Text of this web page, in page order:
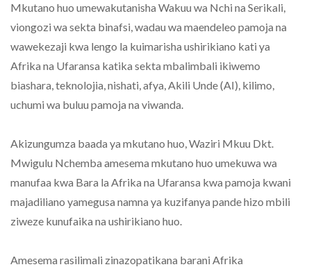
Mkutano huo umewakutanisha Wakuu wa Nchi na Serikali,
viongozi wa sekta binafsi, wadau wa maendeleo pamoja na
wawekezaji kwa lengo la kuimarisha ushirikiano kati ya
Afrika na Ufaransa katika sekta mbalimbali ikiwemo
biashara, teknolojia, nishati, afya, Akili Unde (AI), kilimo,
uchumi wa buluu pamoja na viwanda.
Akizungumza baada ya mkutano huo, Waziri Mkuu Dkt.
Mwigulu Nchemba amesema mkutano huo umekuwa wa
manufaa kwa Bara la Afrika na Ufaransa kwa pamoja kwani
majadiliano yamegusa namna ya kuzifanya pande hizo mbili
ziweze kunufaika na ushirikiano huo.
Amesema rasilimali zinazopatikana barani Afrika